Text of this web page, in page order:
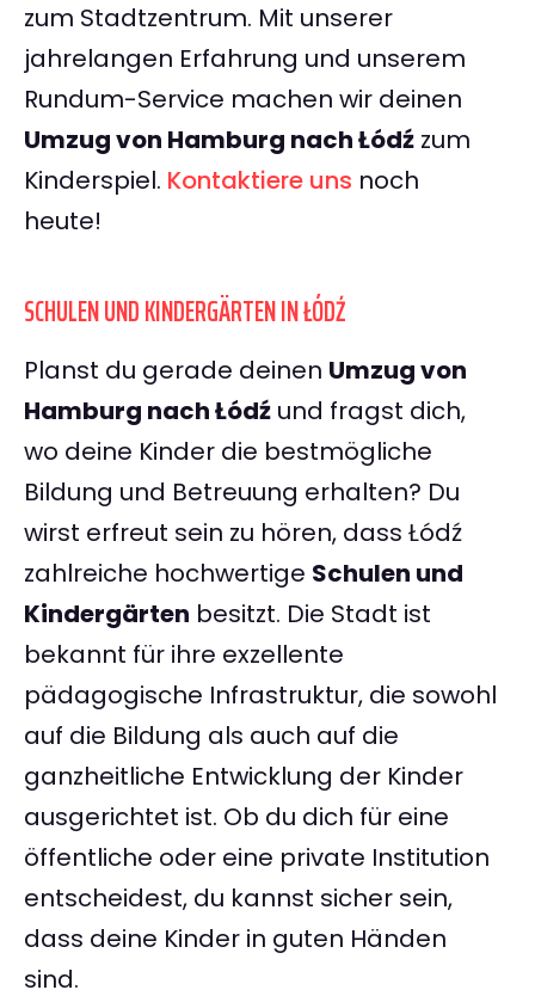
zum Stadtzentrum. Mit unserer
jahrelangen Erfahrung und unserem
Rundum-Service machen wir deinen
Umzug von Hamburg nach Łódź zum
Kinderspiel. Kontaktiere uns noch
heute!
SCHULEN UND KINDERGÄRTEN IN ŁÓDŹ
Planst du gerade deinen Umzug von
Hamburg nach Łódź und fragst dich,
wo deine Kinder die bestmögliche
Bildung und Betreuung erhalten? Du
wirst erfreut sein zu hören, dass Łódź
zahlreiche hochwertige Schulen und
Kindergärten besitzt. Die Stadt ist
bekannt für ihre exzellente
pädagogische Infrastruktur, die sowohl
auf die Bildung als auch auf die
ganzheitliche Entwicklung der Kinder
ausgerichtet ist. Ob du dich für eine
öffentliche oder eine private Institution
entscheidest, du kannst sicher sein,
dass deine Kinder in guten Händen
sind.